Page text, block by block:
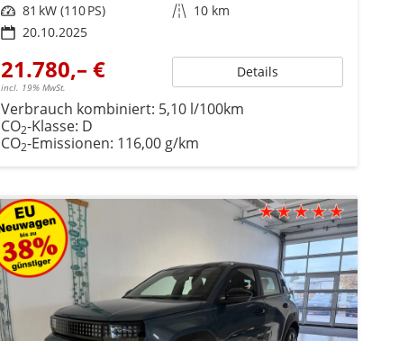
Leistung 81 kW (110 PS) Kilometerstand 10 km
20.10.2025
21.780,– €
incl. 19% MwSt.
Details
Verbrauch kombiniert: 5,10 l/100km
CO2-Klasse: D
CO2-Emissionen: 116,00 g/km